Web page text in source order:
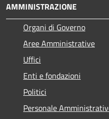
AMMINISTRAZIONE
Organi di Governo
Aree Amministrative
Uffici
Enti e fondazioni
Politici
Personale